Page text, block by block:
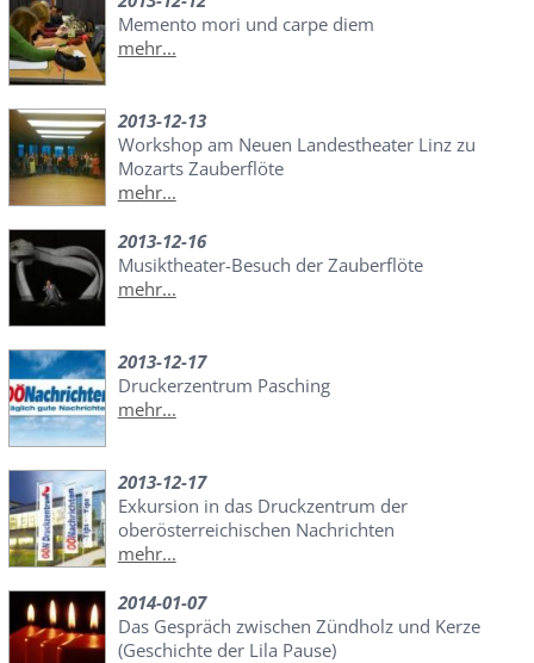
Memento mori und carpe diem
mehr...
2013-12-13
Workshop am Neuen Landestheater Linz zu
Mozarts Zauberflöte
mehr...
2013-12-16
Musiktheater-Besuch der Zauberflöte
mehr...
2013-12-17
Druckerzentrum Pasching
mehr...
2013-12-17
Exkursion in das Druckzentrum der
oberösterreichischen Nachrichten
mehr...
2014-01-07
Das Gespräch zwischen Zündholz und Kerze
(Geschichte der Lila Pause)